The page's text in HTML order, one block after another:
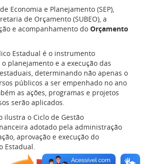
Economia e Planejamento (SEP),
de Orçamento (SUBEO), a
e acompanhamento do Orçamento
Estadual é o instrumento
planejamento e a execução das
determinando não apenas o
públicos a ser empenhado no ano
as ações, programas e projetos
serão aplicados.
ilustra o Ciclo de Gestão
adotado pela administração
aprovação e execução do
Estadual.